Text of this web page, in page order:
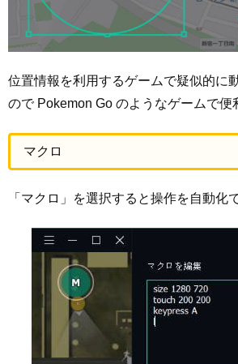
位置情報を利用するゲームで疑似的に
ので Pokemon Go のようなゲームで便
マクロ
「マクロ」を選択すると操作を自動化